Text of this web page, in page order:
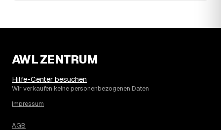
AWL ZENTRUM
Hilfe-Center besuchen
Wir verkaufen keine personenbezogenen Daten
Impressum
AGB